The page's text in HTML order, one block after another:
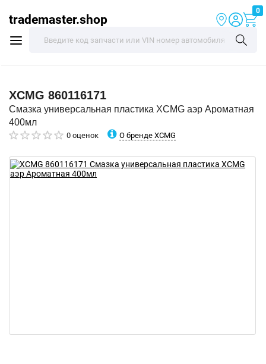
trademaster.shop
0
XCMG 860116171
Смазка универсальная пластика XCMG аэр Ароматная
400мл
0 оценок О бренде XCMG